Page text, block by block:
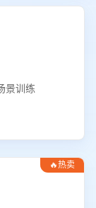
景训练
🔥热卖